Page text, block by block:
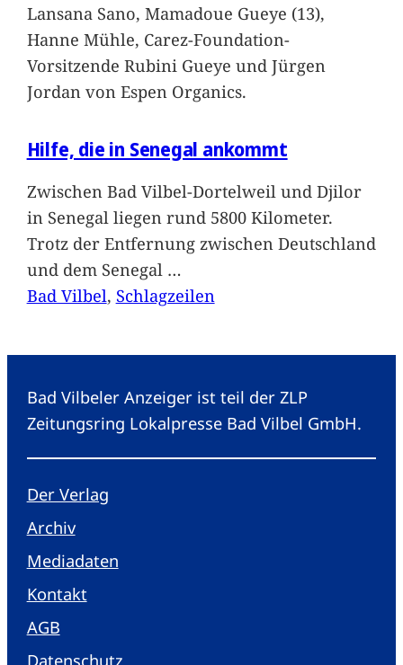
Lansana Sano, Mamadoue Gueye (13),
Hanne Mühle, Carez-Foundation-
Vorsitzende Rubini Gueye und Jürgen
Jordan von Espen Organics.
Hilfe, die in Senegal ankommt
Zwischen Bad Vilbel-Dortelweil und Djilor
in Senegal liegen rund 5800 Kilometer.
Trotz der Entfernung zwischen Deutschland
und dem Senegal …
Bad Vilbel, Schlagzeilen
Bad Vilbeler Anzeiger ist teil der ZLP
Zeitungsring Lokalpresse Bad Vilbel GmbH.
Der Verlag
Archiv
Mediadaten
Kontakt
AGB
Datenschutz